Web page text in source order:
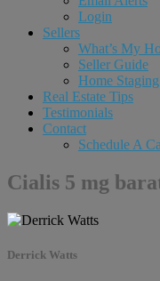
Login
Sellers
What’s My
Seller Guide
Home
Real Estate Tips
Testimonials
Contact
Schedule A
Cialis 5 mg
Derrick Watts